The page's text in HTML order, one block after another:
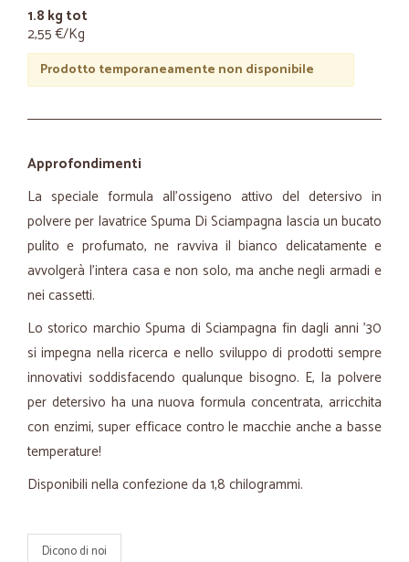
1.8 kg tot
2,55 €/Kg
Prodotto temporaneamente non disponibile
Approfondimenti
La speciale formula all'ossigeno attivo del detersivo in
polvere per lavatrice Spuma Di Sciampagna lascia un bucato
pulito e profumato, ne ravviva il bianco delicatamente e
avvolgerà l'intera casa e non solo, ma anche negli armadi e
nei cassetti.
Lo storico marchio Spuma di Sciampagna fin dagli anni '30
si impegna nella ricerca e nello sviluppo di prodotti sempre
innovativi soddisfacendo qualunque bisogno. E, la polvere
per detersivo ha una nuova formula concentrata, arricchita
con enzimi, super efficace contro le macchie anche a basse
temperature!
Disponibili nella confezione da 1,8 chilogrammi.
Dicono di noi